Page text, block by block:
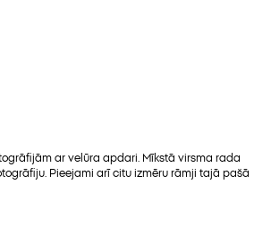
ar velūra apdari. Mīkstā virsma rada
Pieejami arī citu izmēru rāmji tajā pašā